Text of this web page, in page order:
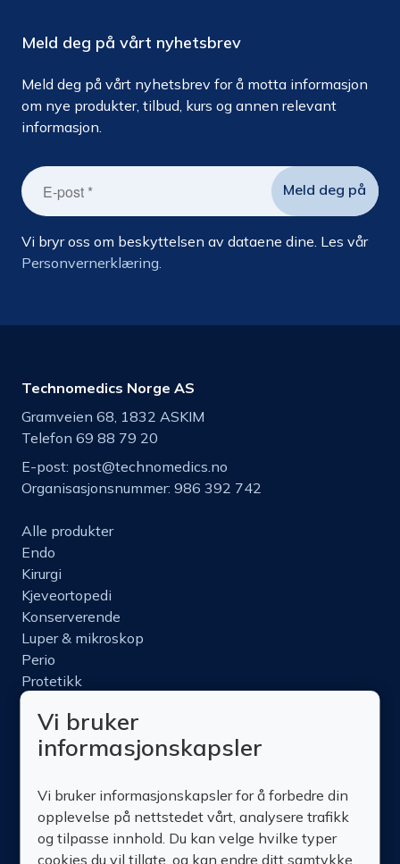
Meld deg på vårt nyhetsbrev
Meld deg på vårt nyhetsbrev for å motta informasjon
om nye produkter, tilbud, kurs og annen relevant
informasjon.
Vi bryr oss om beskyttelsen av dataene dine. Les vår
Personvernerklæring.
Technomedics Norge AS
Gramveien 68, 1832 ASKIM
Telefon 69 88 79 20
E-post: post@technomedics.no
Organisasjonsnummer: 986 392 742
Alle produkter
Endo
Kirurgi
Kjeveortopedi
Konserverende
Luper & mikroskop
Perio
Protetikk
Nettbutikk
Produktinfo
Om oss
Kontakt oss
Vi bruker
informasjonskapsler
Vi bruker informasjonskapsler for å forbedre din
opplevelse på nettstedet vårt, analysere trafikk
og tilpasse innhold. Du kan velge hvilke typer
cookies du vil tillate, og kan endre ditt samtykke